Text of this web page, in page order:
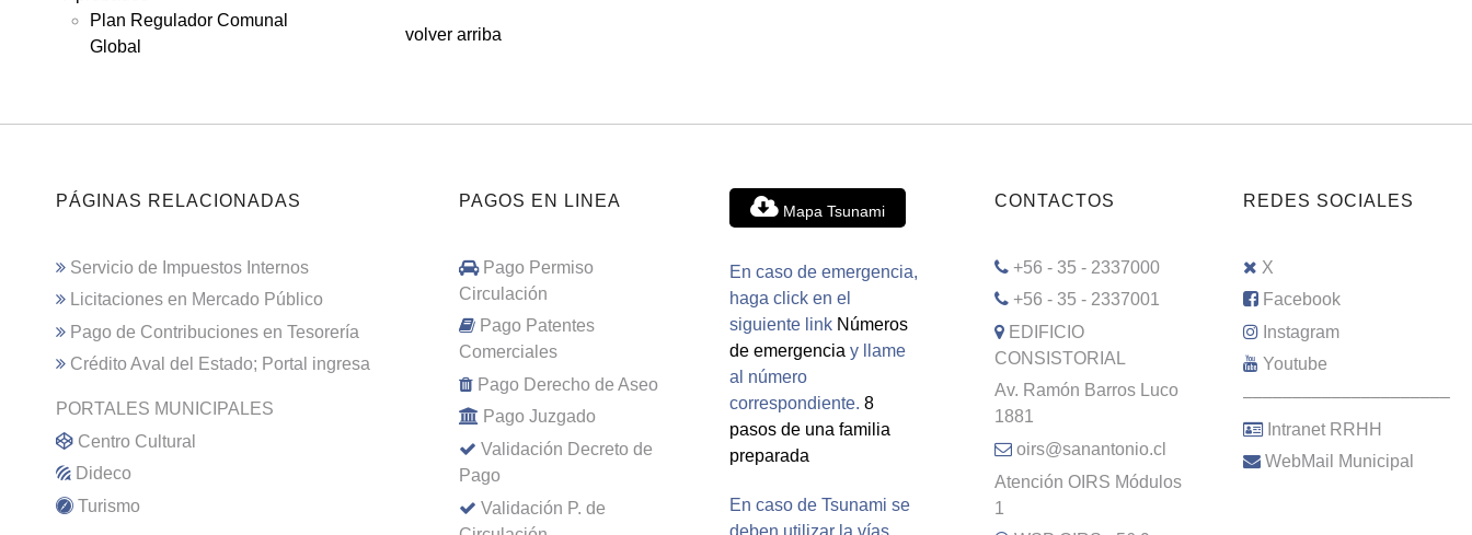
Plan Regulador Comunal
Global
volver arriba
PÁGINAS RELACIONADAS
Servicio de Impuestos Internos
Licitaciones en Mercado Público
Pago de Contribuciones en Tesorería
Crédito Aval del Estado; Portal ingresa
PORTALES MUNICIPALES
Centro Cultural
Dideco
Turismo
PAGOS EN LINEA
Pago Permiso
Circulación
Pago Patentes
Comerciales
Pago Derecho de Aseo
Pago Juzgado
Validación Decreto de
Pago
Validación P. de
Mapa Tsunami
En caso de emergencia,
haga click en el
siguiente link Números
de emergencia y llame
al número
correspondiente. 8
pasos de una familia
preparada
En caso de Tsunami se
deben utilizar la vías
CONTACTOS
+56 - 35 - 2337000
+56 - 35 - 2337001
EDIFICIO
CONSISTORIAL
Av. Ramón Barros Luco
1881
oirs@sanantonio.cl
Atención OIRS Módulos
1
REDES SOCIALES
X
Facebook
Instagram
Youtube
–––––––––––––––––––––
Intranet RRHH
WebMail Municipal